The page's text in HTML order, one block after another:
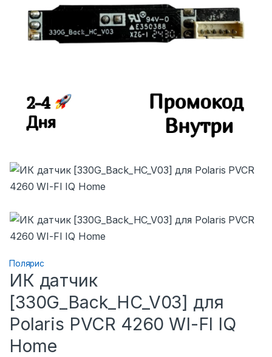
Полярис
ИК датчик
[330G_Back_HC_V03] для
Polaris PVCR 4260 WI-FI IQ
Home